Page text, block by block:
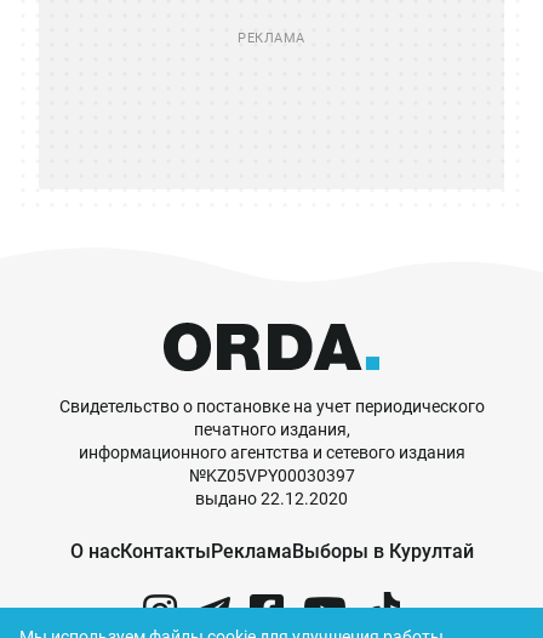
Свидетельство о постановке на учет периодического
печатного издания,
информационного агентства и сетевого издания
№KZ05VPY00030397
выдано 22.12.2020
О насКонтактыРекламаВыборы в Курултай